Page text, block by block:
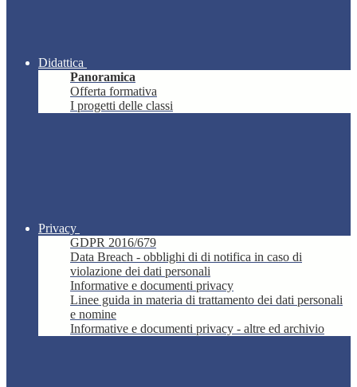
Didattica
Panoramica
Offerta formativa
I progetti delle classi
Privacy
GDPR 2016/679
Data Breach - obblighi di di notifica in caso di
violazione dei dati personali
Informative e documenti privacy
Linee guida in materia di trattamento dei dati personali
e nomine
Informative e documenti privacy - altre ed archivio